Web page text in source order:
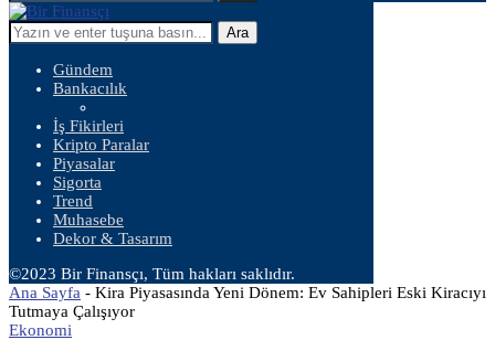
Ara
Gündem
Bankacılık
İş Fikirleri
Kripto Paralar
Piyasalar
Sigorta
Trend
Muhasebe
Dekor & Tasarım
©2023 Bir Finansçı, Tüm hakları saklıdır.
Ana Sayfa - Kira Piyasasında Yeni Dönem: Ev Sahipleri Eski Kiracıyı
Tutmaya Çalışıyor
Ekonomi